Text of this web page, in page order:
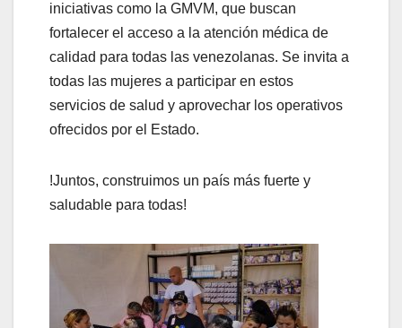
iniciativas como la GMVM, que buscan
fortalecer el acceso a la atención médica de
calidad para todas las venezolanas. Se invita a
todas las mujeres a participar en estos
servicios de salud y aprovechar los operativos
ofrecidos por el Estado.
!Juntos, construimos un país más fuerte y
saludable para todas!